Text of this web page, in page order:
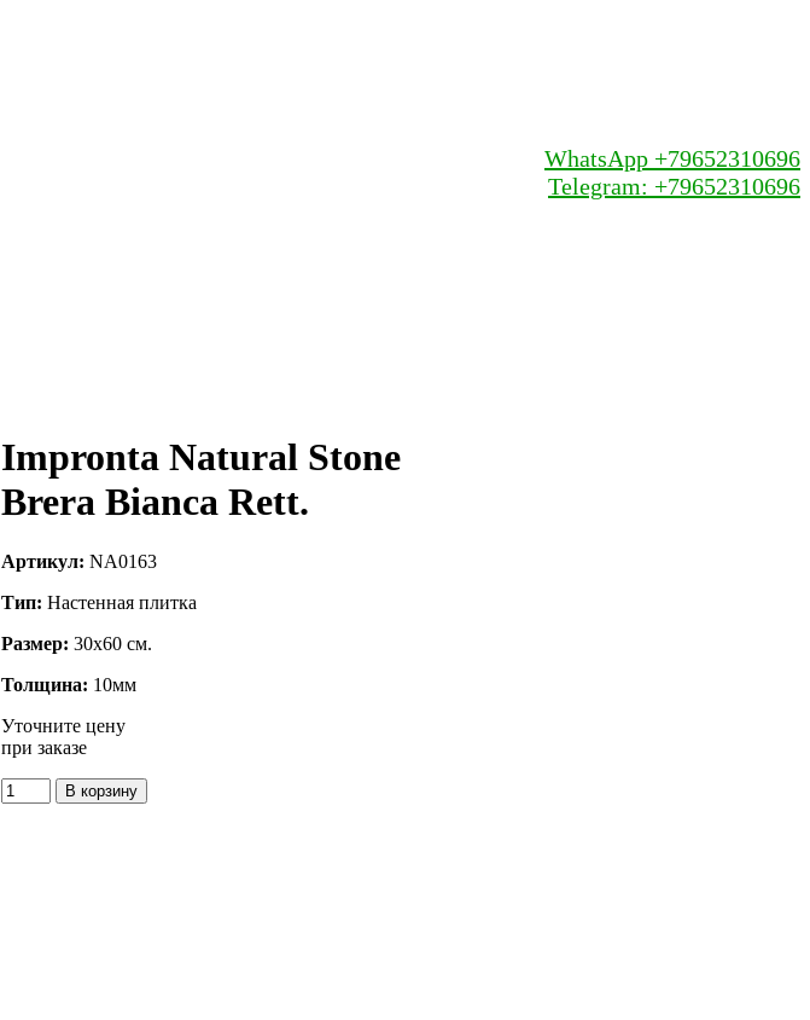
WhatsApp +79652310696
Telegram: +79652310696
Impronta Natural Stone
Brera Bianca Rett.
Артикул: NA0163
Тип: Настенная плитка
Размер: 30x60 см.
Толщина: 10мм
Уточните цену
при заказе